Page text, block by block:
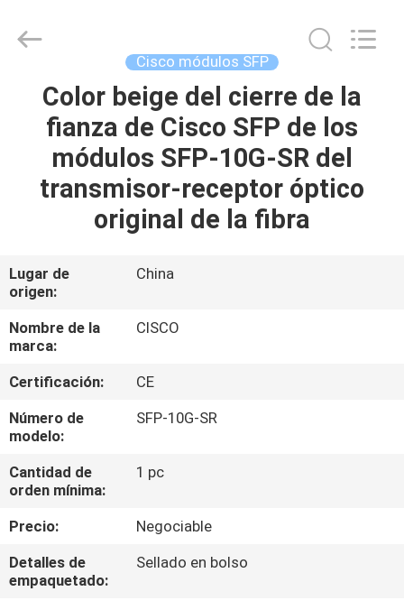
CASA
PRODUCTOS
VÍDEOS
SOBRE
NOSOTROS
RECORRIDO
POR
LA
CONTROL
Equipment
Cisco módulos SFP
Color beige del cierre de la
fianza de Cisco SFP de los
módulos SFP-10G-SR del
transmisor-receptor óptico
original de la fibra
Lugar de
origen:
China
Nombre de la
marca:
CISCO
Certificación:
CE
Número de
modelo:
SFP-10G-SR
Cantidad de
orden mínima:
1 pc
Precio:
Negociable
Detalles de
empaquetado:
Sellado en bolso